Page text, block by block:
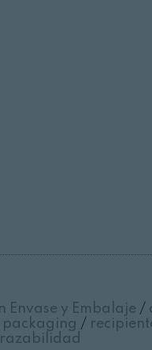
Envase y Embalaje /
packaging /